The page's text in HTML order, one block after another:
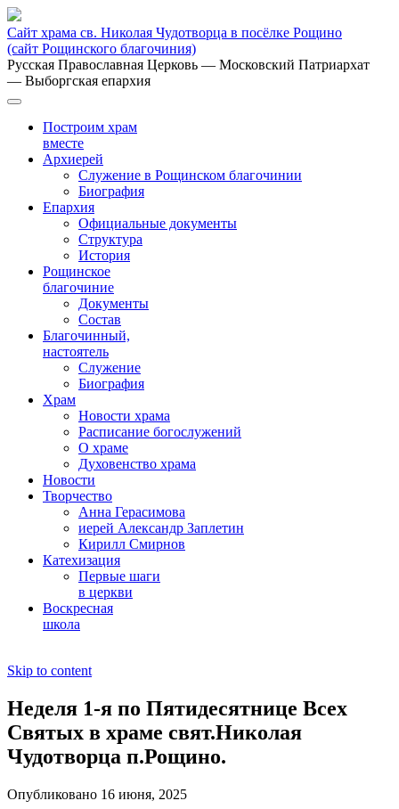
Сайт храма св. Николая Чудотворца в посёлке Рощино
(сайт Рощинского благочиния)
Русская Православная Церковь — Московский Патриархат
— Выборгская епархия
Построим храм
вместе
Архиерей
Служение в Рощинском благочинии
Биография
Епархия
Официальные документы
Структура
История
Рощинское
благочиние
Документы
Состав
Благочинный,
настоятель
Служение
Биография
Храм
Новости храма
Расписание богослужений
О храме
Духовенство храма
Новости
Творчество
Анна Герасимова
иерей Александр Заплетин
Кирилл Смирнов
Катехизация
Первые шаги
в церкви
Воскресная
школа
Skip to content
Неделя 1-я по Пятидесятнице Всех
Святых в храме свят.Николая
Чудотворца п.Рощино.
Опубликовано 16 июня, 2025